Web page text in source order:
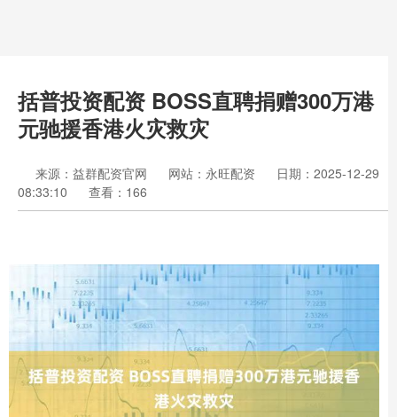
括普投资配资 BOSS直聘捐赠300万港
元驰援香港火灾救灾
来源：益群配资官网 网站：永旺配资
日期：2025-12-29
08:33:10
查看：166